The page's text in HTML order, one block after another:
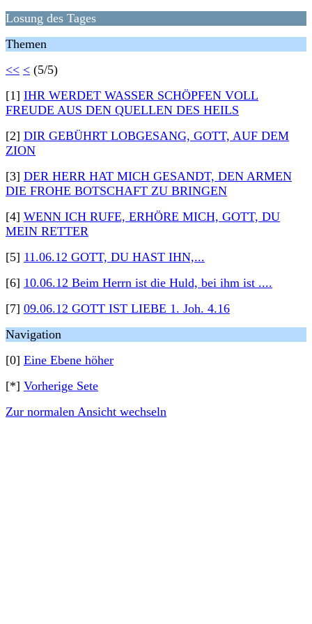
Losung des Tages
Themen
<< < (5/5)
[1] IHR WERDET WASSER SCHÖPFEN VOLL
FREUDE AUS DEN QUELLEN DES HEILS
[2] DIR GEBÜHRT LOBGESANG, GOTT, AUF DEM
ZION
[3] DER HERR HAT MICH GESANDT, DEN ARMEN
DIE FROHE BOTSCHAFT ZU BRINGEN
[4] WENN ICH RUFE, ERHÖRE MICH, GOTT, DU
MEIN RETTER
[5] 11.06.12 GOTT, DU HAST IHN,...
[6] 10.06.12 Beim Herrn ist die Huld, bei ihm ist ....
[7] 09.06.12 GOTT IST LIEBE 1. Joh. 4.16
Navigation
[0] Eine Ebene höher
[*] Vorherige Sete
Zur normalen Ansicht wechseln